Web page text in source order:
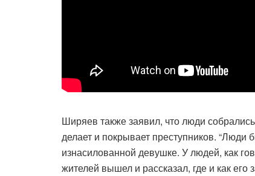
Ширяев также заявил, что люди
делает и покрывает преступников.
изнасилованной девушке. У людей, как
жителей вышел и рассказал, где и как